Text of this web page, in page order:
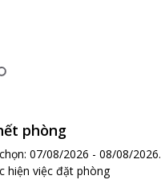
phòng
: 07/08/2026 - 08/08/2026.
hiện việc đặt phòng